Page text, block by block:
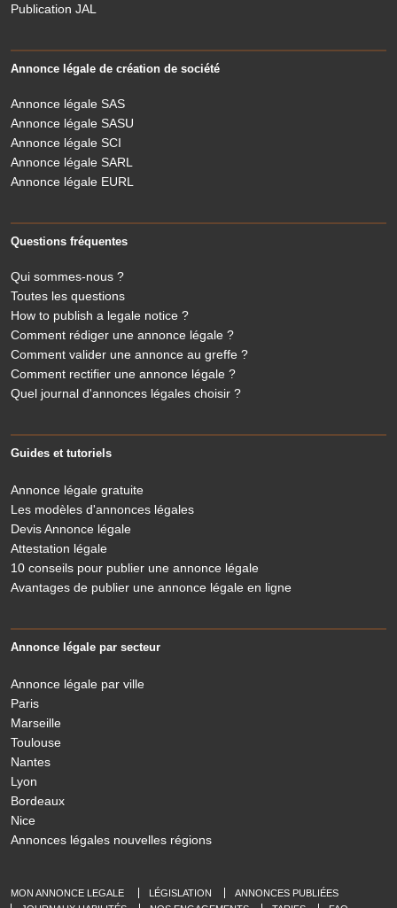
Publication JAL
Annonce légale de création de société
Annonce légale SAS
Annonce légale SASU
Annonce légale SCI
Annonce légale SARL
Annonce légale EURL
Questions fréquentes
Qui sommes-nous ?
Toutes les questions
How to publish a legale notice ?
Comment rédiger une annonce légale ?
Comment valider une annonce au greffe ?
Comment rectifier une annonce légale ?
Quel journal d'annonces légales choisir ?
Guides et tutoriels
Annonce légale gratuite
Les modèles d'annonces légales
Devis Annonce légale
Attestation légale
10 conseils pour publier une annonce légale
Avantages de publier une annonce légale en ligne
Annonce légale par secteur
Annonce légale par ville
Paris
Marseille
Toulouse
Nantes
Lyon
Bordeaux
Nice
Annonces légales nouvelles régions
MON ANNONCE LEGALE LÉGISLATION
ANNONCES PUBLIÉES